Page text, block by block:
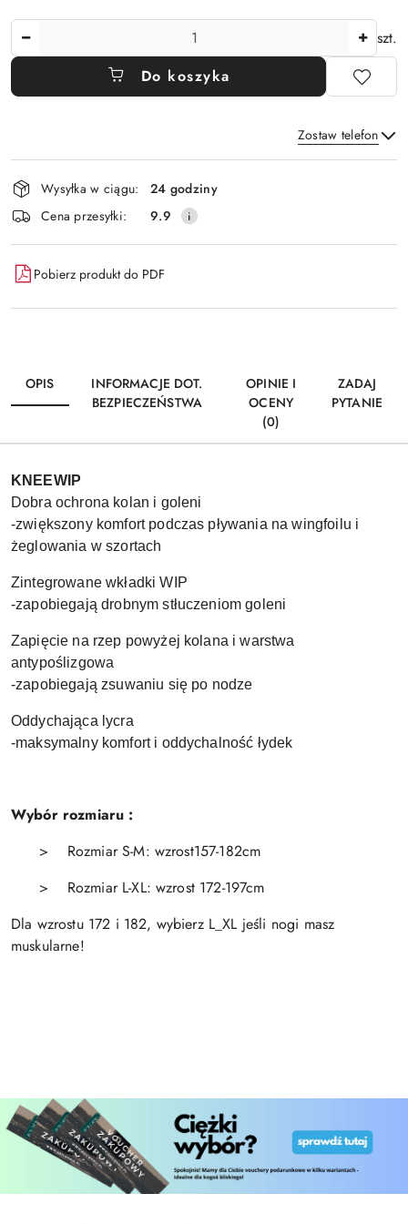
szt.
Do koszyka
Zostaw telefon
Wyślij
Dostępność
i
dostawa
Wysyłka w ciągu:
24 godziny
Cena przesyłki:
9.9
Pobierz produkt do PDF
OPIS
INFORMACJE DOT.
BEZPIECZEŃSTWA
OPINIE I
OCENY
(0)
ZADAJ
PYTANIE
KNEEWIP
Dobra ochrona kolan i goleni
-zwiększony komfort podczas pływania na wingfoilu i
żeglowania w szortach
Zintegrowane wkładki WIP
-zapobiegają drobnym stłuczeniom goleni
Zapięcie na rzep powyżej kolana i warstwa
antypoślizgowa
-zapobiegają zsuwaniu się po nodze
Oddychająca lycra
-maksymalny komfort i oddychalność łydek
Wybór rozmiaru :
> Rozmiar S-M: wzrost157-182cm
> Rozmiar L-XL: wzrost 172-197cm
Dla wzrostu 172 i 182, wybierz L_XL jeśli nogi masz
muskularne!